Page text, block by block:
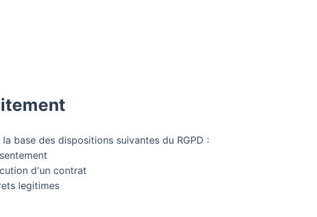
base des dispositions suivantes du RGPD :
d'un contrat
legitimes